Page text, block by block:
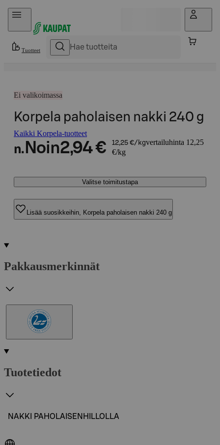
Hyppää sisältöön
Tuotteet
Ei valikoimassa
Korpela paholaisen nakki 240 g
Kaikki Korpela-tuotteet
n. Noin2,94 € 12,25 €/kgvertailuhinta 12,25
€/kg
Valitse toimitustapa
Lisää suosikkeihin, Korpela paholaisen nakki 240 g
Pakkausmerkinnät
Tuotetiedot
NAKKI PAHOLAISENHILLOLLA